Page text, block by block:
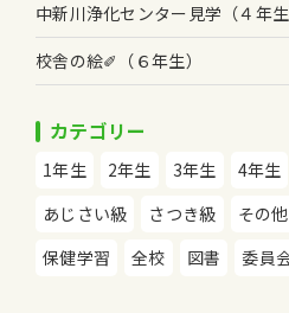
中新川浄化センター見学（４年生
校舎の絵✐（６年生）
カテゴリー
1年生 2年生 3年生 4年生
あじさい級
さつき級 その他
保健学習
全校 図書 委員